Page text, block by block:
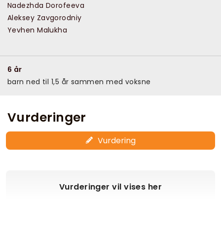
Nadezhda Dorofeeva
Aleksey Zavgorodniy
Yevhen Malukha
6 år
barn ned til 1,5 år sammen med voksne
Vurderinger
Vurdering
Vurderinger vil vises her